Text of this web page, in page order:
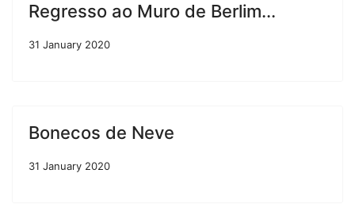
Regresso ao Muro de Berlim...
31 January 2020
Bonecos de Neve
31 January 2020